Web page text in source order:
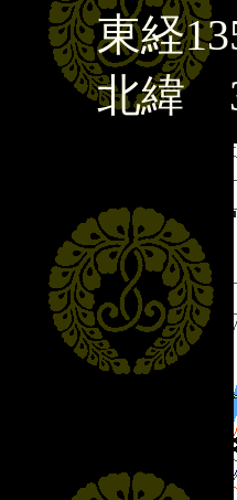
東経
北緯